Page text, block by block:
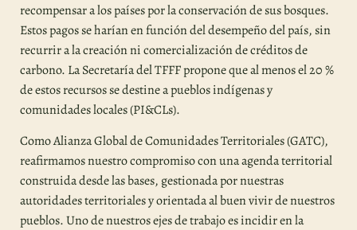
recompensar a los países por la conservación de sus bosques.
Estos pagos se harían en función del desempeño del país, sin
recurrir a la creación ni comercialización de créditos de
carbono. La Secretaría del TFFF propone que al menos el 20 %
de estos recursos se destine a pueblos indígenas y
comunidades locales (PI&CLs).
Como Alianza Global de Comunidades Territoriales (GATC),
reafirmamos nuestro compromiso con una agenda territorial
construida desde las bases, gestionada por nuestras
autoridades territoriales y orientada al buen vivir de nuestros
pueblos. Uno de nuestros ejes de trabajo es incidir en la